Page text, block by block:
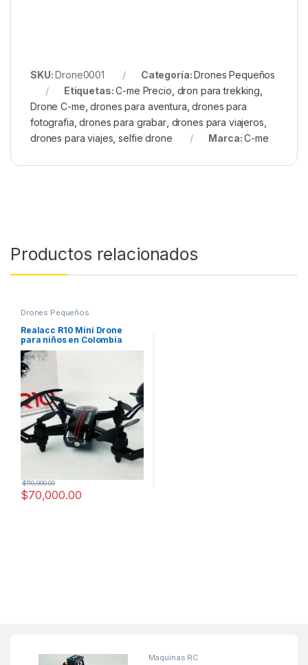
SKU:Drone0001 Categoría:Drones Pequeños
Etiquetas:C-me Precio dron para trekking
Drone C-me ,drones para aventura ,drones para
fotografia ,drones para grabar, drones para viajeros
drones para viajes ,selfie drone Marca:C-me
Productos relacionados
Drones Pequeños
Realacc R10 Mini Drone
para niños en Colombia
$70,000.00
$110,000.00
Maquinas RC